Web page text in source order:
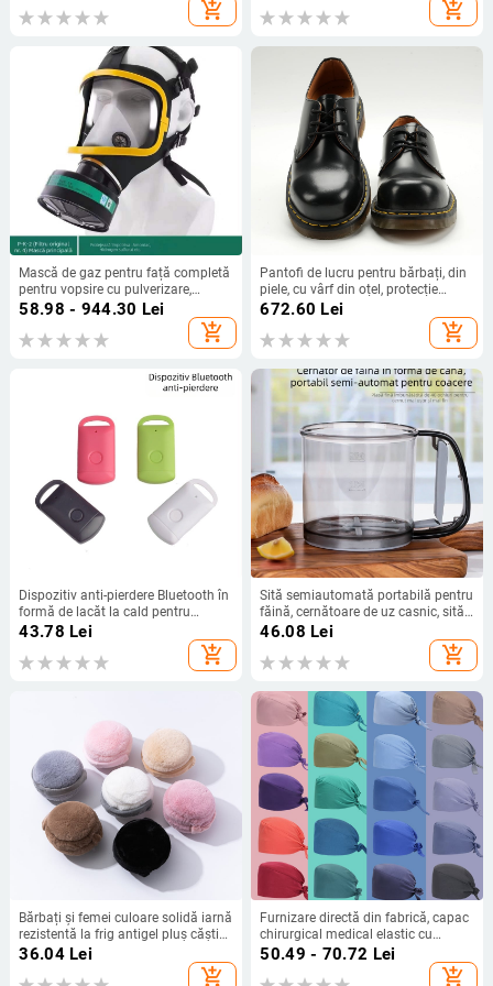
add_shopping_cart add_shopping_cart
Mască de gaz pentru față completă
pentru vopsire cu pulverizare,
pesticide și substanțe chimice –
protecție împotriva toluenului,
focului, prafului și mirosurilor
58.98 - 944.30 Lei
add_shopping_cart
Pantofi de lucru pentru bărbați, din
piele, cu vârf din oțel, protecție
împotriva perforării și loviturii, piele
672.60 Lei
add_shopping_cart
Dispozitiv anti-pierdere Bluetooth în
formă de lacăt la cald pentru
comerț electronic transfrontalier,
telefon mobil, tracker inteligent
Bluetooth, consum redus de energie,
43.78 Lei
add_shopping_cart
Sită semiautomată portabilă pentru
făină, cernătoare de uz casnic, sită,
instrument de copt cu scurgeri
46.08 Lei
add_shopping_cart
Bărbați și femei culoare solidă iarnă
rezistentă la frig antigel pluș căști
urechi Hamburg pliabile femei
calde căști urechi portabile centură
36.04Lei
add_shopping_cart
Furnizare directă din fabrică, capac
chirurgical medical elastic cu
uscare rapidă, de culoare solidă,
capac pentru doctor și asistentă
50.49 - 70.72 Lei
add_shopping_cart